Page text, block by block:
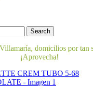
Search
domicilios por tan
¡Aprovecha!